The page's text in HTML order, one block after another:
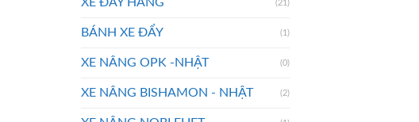
XE ĐẨY HÀNG (21)
BÁNH XE ĐẨY (1)
XE NÂNG OPK -NHẬT (0)
XE NÂNG BISHAMON - NHẬT (2)